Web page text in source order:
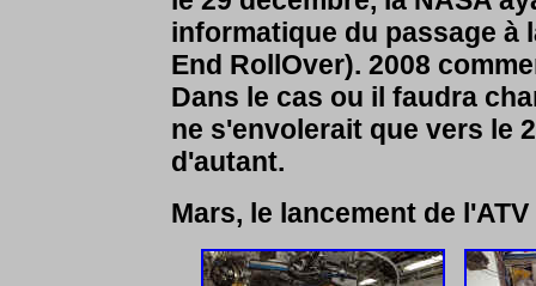
informatique du passage à
End RollOver). 2008
Dans le cas ou il faudra
ne s'envolerait que vers le
d'autant.
Mars, le lancement de